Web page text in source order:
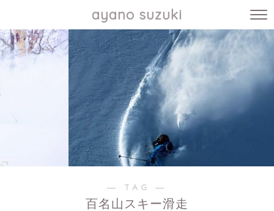
ayano suzuki
― TAG ―
百名山スキー滑走